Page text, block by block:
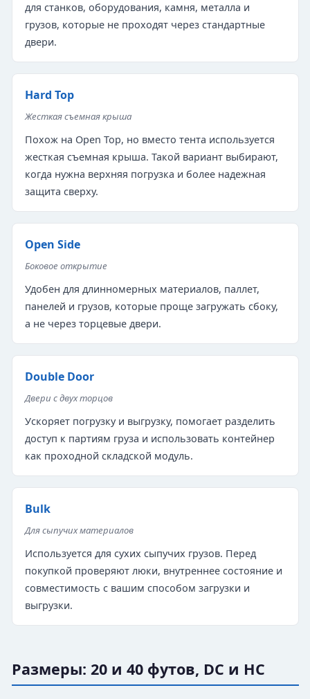
для станков, оборудования, камня, металла и
грузов, которые не проходят через стандартные
двери.
Hard Top
Жесткая съемная крыша
Похож на Open Top, но вместо тента используется
жесткая съемная крыша. Такой вариант выбирают,
когда нужна верхняя погрузка и более надежная
защита сверху.
Open Side
Боковое открытие
Удобен для длинномерных материалов, паллет,
панелей и грузов, которые проще загружать сбоку,
а не через торцевые двери.
Double Door
Двери с двух торцов
Ускоряет погрузку и выгрузку, помогает разделить
доступ к партиям груза и использовать контейнер
как проходной складской модуль.
Bulk
Для сыпучих материалов
Используется для сухих сыпучих грузов. Перед
покупкой проверяют люки, внутреннее состояние и
совместимость с вашим способом загрузки и
выгрузки.
Размеры: 20 и 40 футов, DC и HC